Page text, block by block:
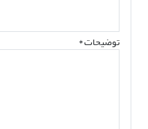
توضیحات *